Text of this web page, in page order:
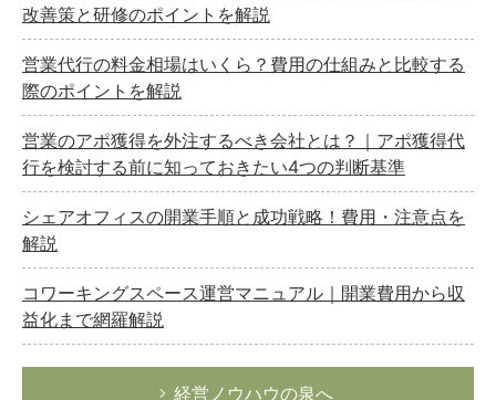
改善策と研修のポイントを解説
営業代行の料金相場はいくら？費用の仕組みと比較する
際のポイントを解説
営業のアポ獲得を外注するべき会社とは？｜アポ獲得代
行を検討する前に知っておきたい4つの判断基準
シェアオフィスの開業手順と成功戦略！費用・注意点を
解説
コワーキングスペース運営マニュアル｜開業費用から収
益化まで網羅解説
経営ノウハウの泉へ